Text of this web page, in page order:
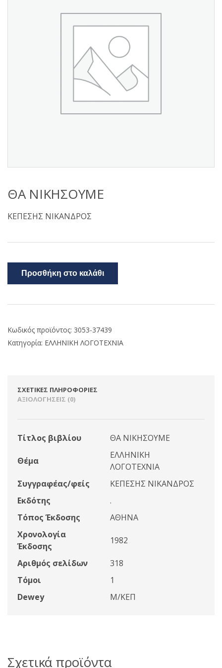
ΘΑ ΝΙΚΗΣΟΥΜΕ
ΚΕΠΕΣΗΣ ΝΙΚΑΝΔΡΟΣ
Προσθήκη στο καλάθι
Κωδικός προϊόντος: 3053-37439
Κατηγορία: ΕΛΛΗΝΙΚΗ ΛΟΓΟΤΕΧΝΙΑ
ΣΧΕΤΙΚΈΣ ΠΛΗΡΟΦΟΡΊΕΣ
ΑΞΙΟΛΟΓΉΣΕΙΣ (0)
Τίτλος βιβλίου ΘΑ ΝΙΚΗΣΟΥΜΕ
Θέμα
ΕΛΛΗΝΙΚΗ
ΛΟΓΟΤΕΧΝΙΑ
Συγγραφέας/φείς
ΚΕΠΕΣΗΣ ΝΙΚΑΝΔΡΟΣ
Εκδότης
.
Τόπος Έκδοσης
ΑΘΗΝΑ
Χρονολογία
Έκδοσης
1982
Αριθμός σελίδων
318
Τόμοι
1
Dewey
Μ/ΚΕΠ
Σχετικά προϊόντα